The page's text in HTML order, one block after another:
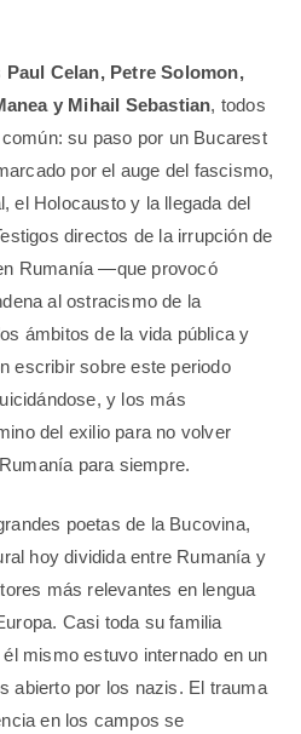
Paul Celan, Petre Solomon,
y Mihail Sebastian, todos
su paso por un Bucarest
por el auge del fascismo,
el Holocausto y la llegada del
directos de la irrupción de
Rumanía —que provocó
al ostracismo de la
ámbitos de la vida pública y
escribir sobre este periodo
y los más
del exilio para no volver
para siempre.
poetas de la Bucovina,
hoy dividida entre Rumanía y
más relevantes en lengua
Casi toda su familia
mismo estuvo internado en un
abierto por los nazis. El trauma
en los campos se